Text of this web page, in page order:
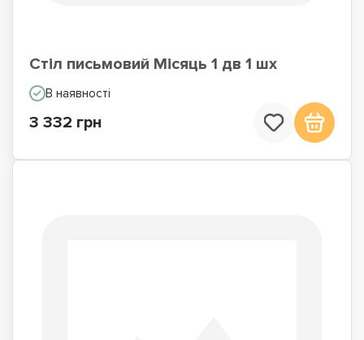
Стіл письмовий Місяць 1 дв 1 шх
В наявності
3 332 грн